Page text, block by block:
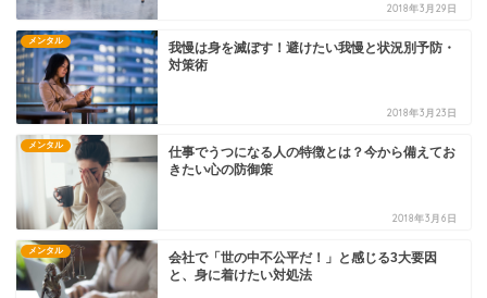
2018年3月29日
メンタル
我慢は身を滅ぼす！避けたい我慢と状況別予防・
対策術
2018年3月23日
メンタル
仕事でうつになる人の特徴とは？今から備えてお
きたい心の防御策
2018年3月6日
メンタル
会社で「世の中不公平だ！」と感じる3大要因
と、身に着けたい対処法